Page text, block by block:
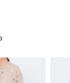
を自然にカバー
です。